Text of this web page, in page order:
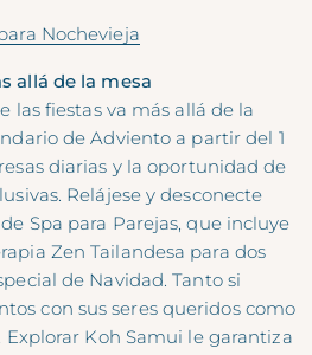
Nochevieja
allá de la mesa
las fiestas va más allá de la
de Adviento a partir del 1
diarias y la oportunidad de
Relájese y desconecte
Spa para Parejas, que incluye
Zen Tailandesa para dos
de Navidad. Tanto si
con sus seres queridos como
Explorar Koh Samui le garantiza